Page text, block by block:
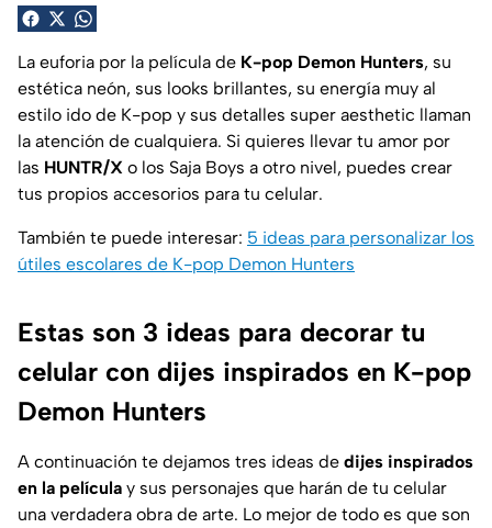
La euforia por la película de K-pop Demon Hunters, su
estética neón, sus looks brillantes, su energía muy al
estilo ido de K-pop y sus detalles super aesthetic llaman
la atención de cualquiera. Si quieres llevar tu amor por
las HUNTR/X o los Saja Boys a otro nivel, puedes crear
tus propios accesorios para tu celular.
También te puede interesar: 5 ideas para personalizar los
útiles escolares de K-pop Demon Hunters
Estas son 3 ideas para decorar tu
celular con dijes inspirados en K-pop
Demon Hunters
A continuación te dejamos tres ideas de dijes inspirados
en la película y sus personajes que harán de tu celular
una verdadera obra de arte. Lo mejor de todo es que son